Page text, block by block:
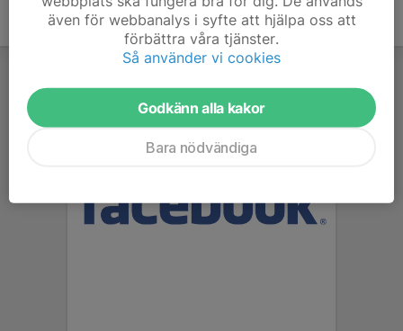
även för webbanalys i syfte att hjälpa oss att
förbättra våra tjänster.
Så använder vi cookies
Godkänn alla kakor
Bara nödvändiga